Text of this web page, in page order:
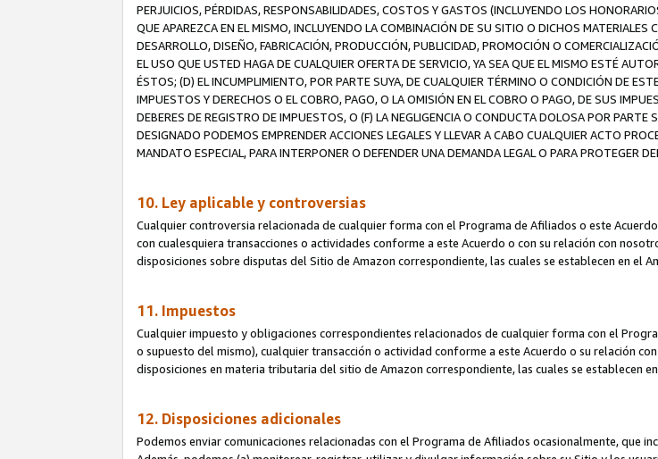
PERJUICIOS, PÉRDIDAS, RESPONSABILIDADES, COSTOS Y GASTOS (INCLUYENDO LOS
QUE APAREZCA EN EL MISMO, INCLUYENDO LA COMBINACIÓN DE SU SITIO O DICHOS
DESARROLLO, DISEÑO, FABRICACIÓN, PRODUCCIÓN, PUBLICIDAD, PROMOCIÓN O
EL USO QUE USTED HAGA DE CUALQUIER OFERTA DE SERVICIO, YA SEA QUE EL MISMO ESTÉ
ÉSTOS; (D) EL INCUMPLIMIENTO, POR PARTE SUYA, DE CUALQUIER TÉRMINO O CONDICIÓN DE
IMPUESTOS Y DERECHOS O EL COBRO, PAGO, O LA OMISIÓN EN EL COBRO O PAGO, DE SUS
DEBERES DE REGISTRO DE IMPUESTOS, O (F) LA NEGLIGENCIA O CONDUCTA DOLOSA POR
DESIGNADO PODEMOS EMPRENDER ACCIONES LEGALES Y LLEVAR A CABO CUALQUIER ACTO
MANDATO ESPECIAL, PARA INTERPONER O DEFENDER UNA DEMANDA LEGAL O PARA PROTEGER
10. Ley aplicable y controversias
Cualquier controversia relacionada de cualquier forma con el Programa de Afiliados o este
con cualesquiera transacciones o actividades conforme a este Acuerdo o con su relación con
disposiciones sobre disputas del Sitio de Amazon correspondiente, las cuales se establecen en el
11. Impuestos
Cualquier impuesto y obligaciones correspondientes relacionados de cualquier forma con el
o supuesto del mismo), cualquier transacción o actividad conforme a este Acuerdo o su relación
disposiciones en materia tributaria del sitio de Amazon correspondiente, las cuales se establecen
12. Disposiciones adicionales
Podemos enviar comunicaciones relacionadas con el Programa de Afiliados ocasionalmente, que